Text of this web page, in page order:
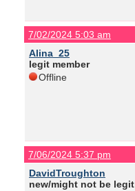
7/02/2024 5:03 am
Alina_25
legit member
Offline
7/06/2024 5:37 pm
DavidTroughton
new/might not be legit